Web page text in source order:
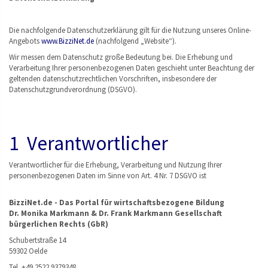
Die nachfolgende Datenschutzerklärung gilt für die Nutzung unseres Online-
Angebotswww.BizziNet.de (nachfolgend „Website“).
Wir messen dem Datenschutz große Bedeutung bei. Die Erhebung und
Verarbeitung Ihrer personenbezogenen Daten geschieht unter Beachtung der
geltenden datenschutzrechtlichen Vorschriften, insbesondere der
Datenschutzgrundverordnung (DSGVO).
1 Verantwortlicher
Verantwortlicher für die Erhebung, Verarbeitung und Nutzung Ihrer
personenbezogenen Daten im Sinne von Art. 4 Nr. 7 DSGVO ist
BizziNet.de - Das Portal für wirtschaftsbezogene Bildung
Dr. Monika Markmann & Dr. Frank Markmann Gesellschaft
bürgerlichen Rechts (GbR)
Schubertstraße 14
59302 Oelde